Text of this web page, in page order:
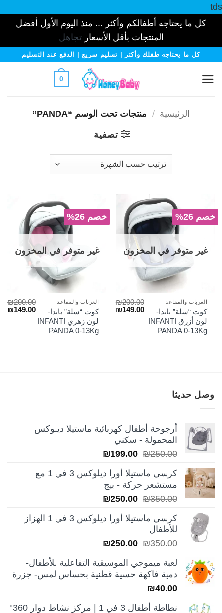
tds
كل ما يحتاجه أطفالكم وأكثر ... منذ اليوم الأول أفضل
المنتجات بأقل الأسعارتجاهل
تخطيكل ما يحتاجه طفلك وأكثر | تسليم سريع | الدفع عند التسليم
0
الرئيسية / منتجات تحت الوسم “PANDA”
تصفية
خصم 26%
غير متوفر في المخزون
العربات والمقاعد
كوت “سلة” باندا-
لون أزرق INFANTI
PANDA 0-13Kg
₪200.00
السعر ₪149.00
السعر
الحالي
خصم 26%
غير متوفر في المخزون
العربات والمقاعد
كوت “سلة” باندا-
لون زهري INFANTI
PANDA 0-13Kg
₪200.00
السعر ₪149.00
وصل حديثا
أرجوحة أطفال كهربائية ماستيلا ديلوكس
المحمولة - سكني
₪250.00
السعر
هو:
₪250.00.
₪199.00
هو:
كرسي ماستيلا أورا ديلوكس 3 في 1 مع
مستشعر حركة - بيج
₪350.00
السعر
هو:
₪250.00
هو:
كرسي ماستيلا أورا ديلوكس 3 في 1 الهزاز
للأطفال
₪350.00
السعر
هو:
₪350.00.
₪250.00
هو:
₪250.00.
لعبة ميموجي الموسيقية التفاعلية للأطفال-
دمية فاكهة حسية قطنية بحساس لمس- جزرة
₪40.00
نطاطة أطفال 3 في 1 | مركز نشاط دوار 360°